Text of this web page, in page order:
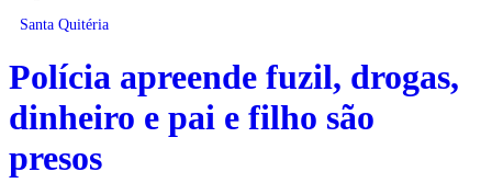
Santa Quitéria
Polícia apreende fuzil, drogas,
dinheiro e pai e filho são
presos